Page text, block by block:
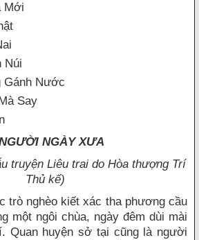
Mới
Núi
Gánh Nước
Say
NGÀY XƯA
truyện Liêu trai do Hòa thượng Trí
Thủ kể)
trò nghèo kiết xác tha phương cầu
một ngôi chùa, ngày đêm dùi mài
Quan huyện sở tại cũng là người